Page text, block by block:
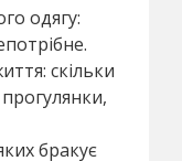
одягу:
скільки
бракує